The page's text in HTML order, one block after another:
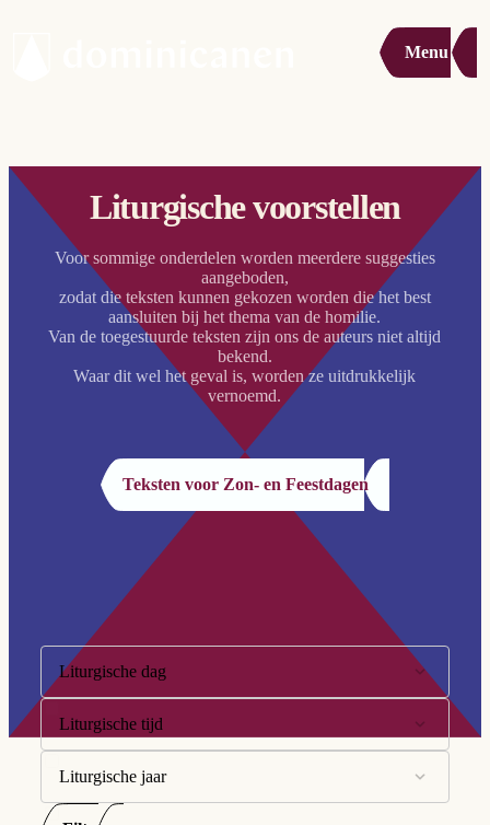
Menu
Liturgische voorstellen
Voor sommige onderdelen worden meerdere suggesties
aangeboden,
zodat die teksten kunnen gekozen worden die het best
aansluiten bij het thema van de homilie.
Van de toegestuurde teksten zijn ons de auteurs niet altijd
bekend.
Waar dit wel het geval is, worden ze uitdrukkelijk
vernoemd.
Teksten voor Zon- en Feestdagen
Filter op:
Liturgische dag
10e Zondag
11e Zondag
12e Zondag
Liturgische tijd
Advent
Liturgische jaar